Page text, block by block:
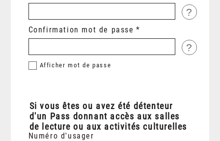
?
Confirmation mot de passe
?
Afficher mot de passe
Si vous êtes ou avez été détenteur
d'un Pass donnant accès aux salles
de lecture ou aux activités culturelles
Numéro d'usager